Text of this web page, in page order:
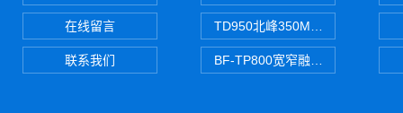
在线留言
联系我们
TD950北峰350M对讲机 PDT数
BF-TP800宽窄融合对讲机